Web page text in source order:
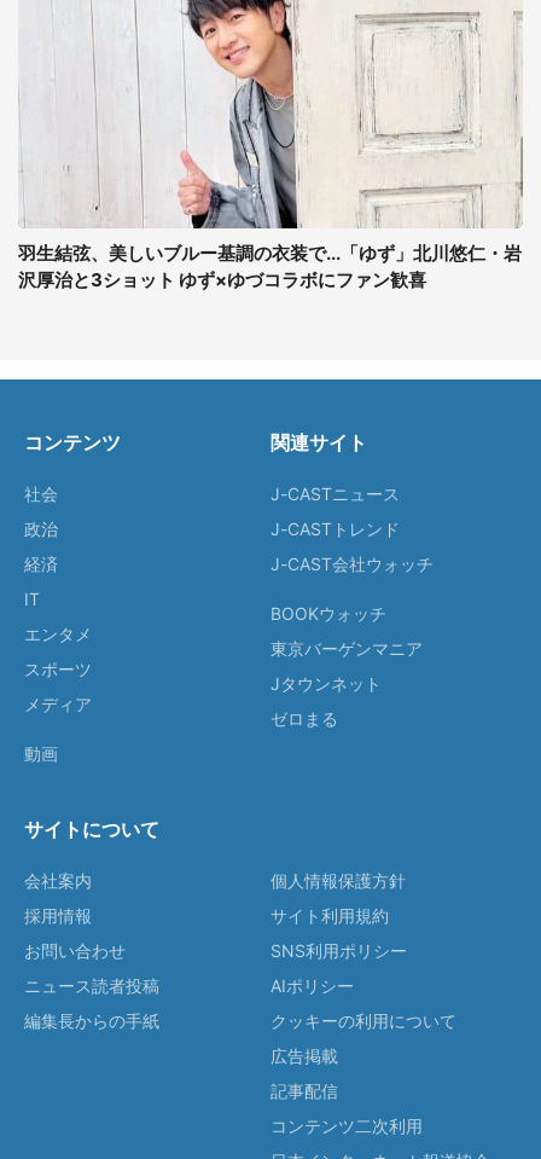
羽生結弦、美しいブルー基調の衣装で...「ゆず」北川悠仁・岩
沢厚治と3ショット ゆず×ゆづコラボにファン歓喜
コンテンツ
社会
政治
経済
IT
エンタメ
スポーツ
メディア
動画
関連サイト
J-CASTニュース
J-CASTトレンド
J-CAST会社ウォッチ
BOOKウォッチ
東京バーゲンマニア
Jタウンネット
ゼロまる
サイトについて
会社案内
採用情報
お問い合わせ
ニュース読者投稿
編集長からの手紙
個人情報保護方針
サイト利用規約
SNS利用ポリシー
AIポリシー
クッキーの利用について
広告掲載
記事配信
コンテンツ二次利用